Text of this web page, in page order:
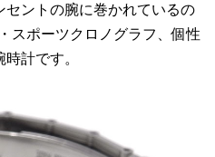
ントの腕に巻かれているの
スポーツクロノグラフ、個性
計です。